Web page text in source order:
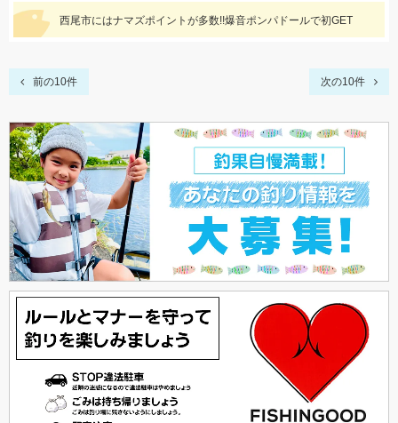
西尾市にはナマズポイントが多数!!爆音ポンパドールで初GET
前の10件 次の10件